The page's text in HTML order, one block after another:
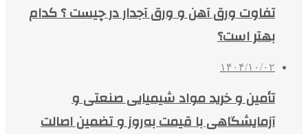
تفاوت ورق آهن و ورق آجدار در چیست ؟ کدام
بهتر است؟
۱۴۰۴/۱۰/۰۲
تأمین و خرید مواد شیمیایی صنعتی و
آزمایشگاهی با قیمت به‌روز و تضمین اصالت